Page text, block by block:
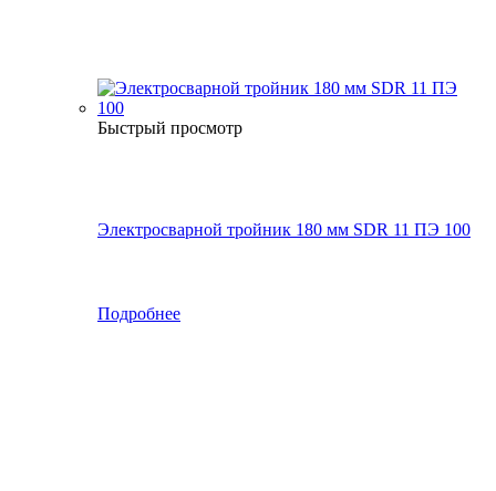
Быстрый просмотр
Электросварной тройник 180 мм SDR 11 ПЭ 100
Подробнее